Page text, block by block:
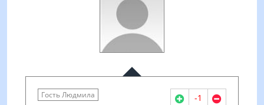
Гость Людмила -1